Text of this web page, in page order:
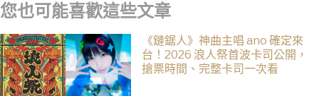
您也可能喜歡這些文章
《鏈鋸人》神曲主唱 ano 確定來
台！2026 浪人祭首波卡司公開，
搶票時間、完整卡司一次看